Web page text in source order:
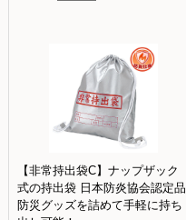
【非常持出袋C】ナップザック
式の持出袋 日本防炎協会認定品
防災グッズを詰めて手軽に持ち